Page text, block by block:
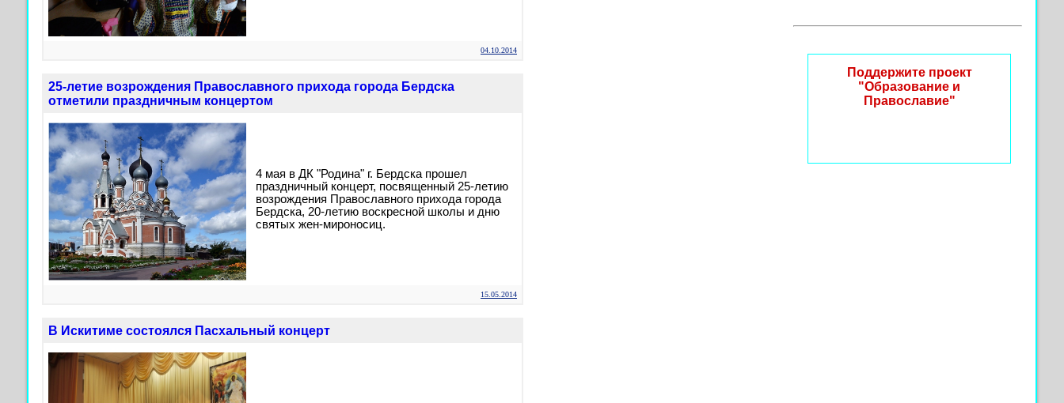
04.10.2014
25-летие возрождения Православного прихода города Бердска
отметили праздничным концертом
4 мая в ДК "Родина" г. Бердска прошел
праздничный концерт, посвященный 25-летию
возрождения Православного прихода города
Бердска, 20-летию воскресной школы и дню
святых жен-мироносиц.
15.05.2014
В Искитиме состоялся Пасхальный концерт
Поддержите проект
"Образование и
Православие"